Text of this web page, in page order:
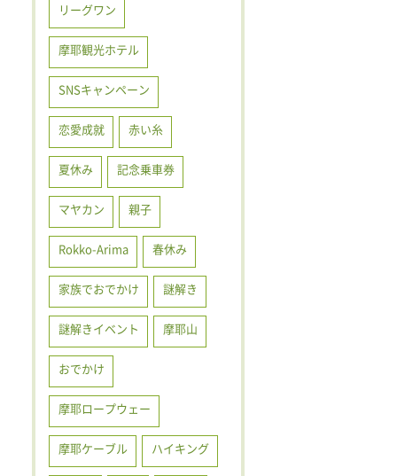
リーグワン
摩耶観光ホテル
SNSキャンペーン
恋愛成就 赤い糸
夏休み 記念乗車券
マヤカン 親子
Rokko-Arima 春休み
家族でおでかけ 謎解き
謎解きイベント 摩耶山
おでかけ
摩耶ロープウェー
摩耶ケーブル ハイキング